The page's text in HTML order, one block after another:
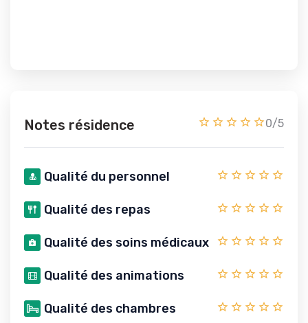
Notes résidence 0/5
Qualité du personnel
Qualité des repas
Qualité des soins médicaux
Qualité des animations
Qualité des chambres